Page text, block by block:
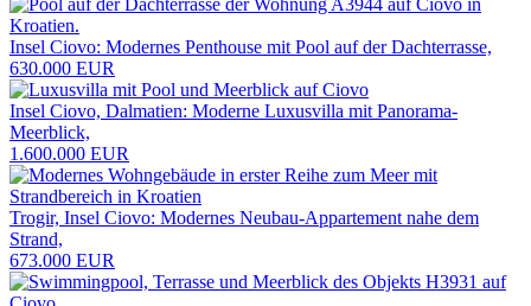
Insel Ciovo: Modernes Penthouse mit Pool auf der Dachterrasse,
630.000 EUR
Insel Ciovo, Dalmatien: Moderne Luxusvilla mit Panorama-
Meerblick,
1.600.000 EUR
Trogir, Insel Ciovo: Modernes Neubau-Appartement nahe dem
Strand,
673.000 EUR